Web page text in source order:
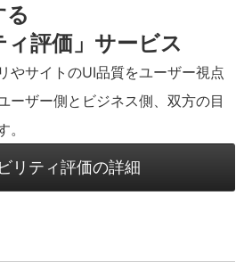
る
ィ評価」サービス
やサイトのUI品質をユーザー視点
ーザー側とビジネス側、双方の目
リティ評価の詳細